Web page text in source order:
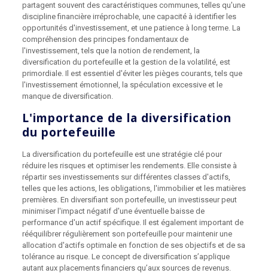
partagent souvent des caractéristiques communes, telles qu'une
discipline financière irréprochable, une capacité à identifier les
opportunités d'investissement, et une patience à long terme. La
compréhension des principes fondamentaux de
l'investissement, tels que la notion de rendement, la
diversification du portefeuille et la gestion de la volatilité, est
primordiale. Il est essentiel d'éviter les pièges courants, tels que
l'investissement émotionnel, la spéculation excessive et le
manque de diversification.
L'importance de la diversification
du portefeuille
La diversification du portefeuille est une stratégie clé pour
réduire les risques et optimiser les rendements. Elle consiste à
répartir ses investissements sur différentes classes d'actifs,
telles que les actions, les obligations, l'immobilier et les matières
premières. En diversifiant son portefeuille, un investisseur peut
minimiser l'impact négatif d'une éventuelle baisse de
performance d'un actif spécifique. Il est également important de
rééquilibrer régulièrement son portefeuille pour maintenir une
allocation d'actifs optimale en fonction de ses objectifs et de sa
tolérance au risque. Le concept de diversification s’applique
autant aux placements financiers qu’aux sources de revenus.